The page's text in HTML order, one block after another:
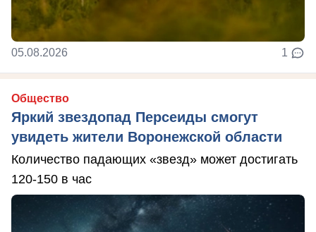
05.08.2026 1
Общество
Яркий звездопад Персеиды смогут
увидеть жители Воронежской области
Количество падающих «звезд» может достигать
120-150 в час